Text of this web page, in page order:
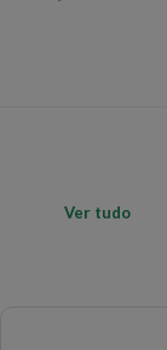
Ver tudo